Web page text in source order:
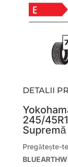
DETALII
245/
Pregătește-